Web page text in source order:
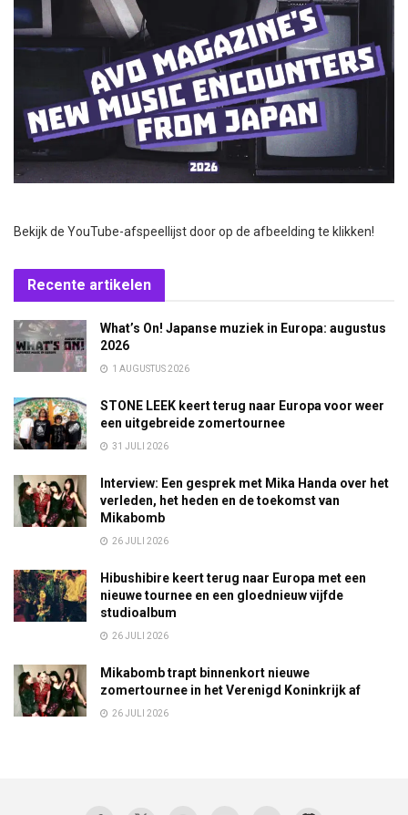
Bekijk de YouTube-afspeellijst door op de afbeelding te klikken!
Recente artikelen
What’s On! Japanse muziek in Europa: augustus
2026
1 AUGUSTUS 2026
STONE LEEK keert terug naar Europa voor weer
een uitgebreide zomertournee
31 JULI 2026
Interview: Een gesprek met Mika Handa over het
verleden, het heden en de toekomst van
Mikabomb
26 JULI 2026
Hibushibire keert terug naar Europa met een
nieuwe tournee en een gloednieuw vijfde
studioalbum
26 JULI 2026
Mikabomb trapt binnenkort nieuwe
zomertournee in het Verenigd Koninkrijk af
26 JULI 2026